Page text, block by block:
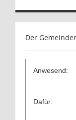
Der
Anwesend:
Dafür: